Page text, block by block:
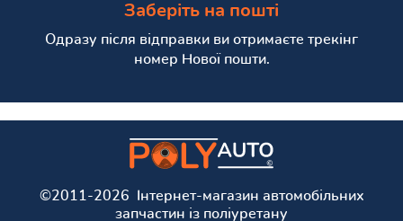
Заберіть на пошті
Одразу після відправки ви отримаєте трекінг
номер Нової пошти.
©2011-2026 Інтернет-магазин автомобільних
запчастин із поліуретану